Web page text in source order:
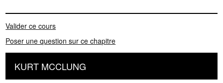
Valider ce cours
Poser une question sur ce chapitre
KURT MCCLUNG